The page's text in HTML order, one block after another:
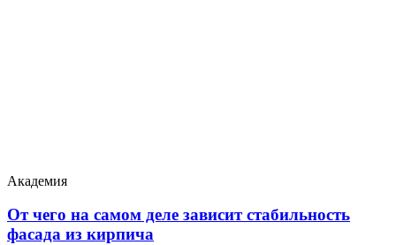
Академия
От чего на самом деле зависит стабильность
фасада из кирпича